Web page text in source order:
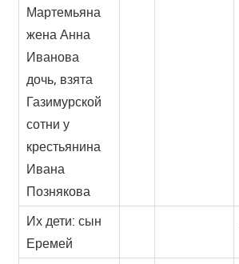
Мартемьяна
жена Анна
Иванова
дочь, взята
Газимурской
сотни у
крестьянина
Ивана
Познякова
Их дети: сын
Еремей